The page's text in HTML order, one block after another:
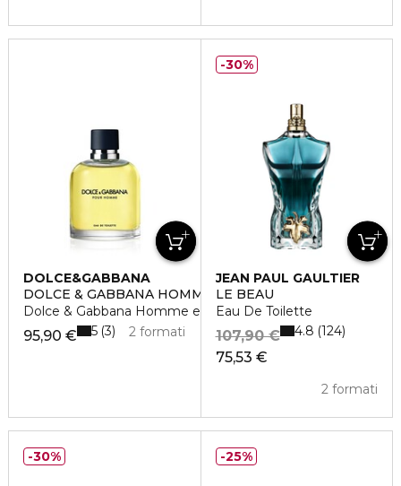
DOLCE&GABBANA
DOLCE & GABBANA HOMME
Dolce & Gabbana Homme eau de toilette vaporisateur
95,90 € 2 formati
5 3
JEAN PAUL GAULTIER
LE BEAU
Eau De Toilette
75,53 €
107,90 €
2 formati
4.8 124
30%
30% 25%